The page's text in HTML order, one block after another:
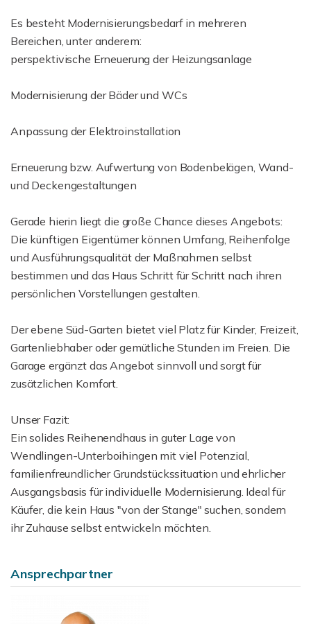
Es besteht Modernisierungsbedarf in mehreren
Bereichen, unter anderem:
perspektivische Erneuerung der Heizungsanlage
Modernisierung der Bäder und WCs
Anpassung der Elektroinstallation
Erneuerung bzw. Aufwertung von Bodenbelägen, Wand-
und Deckengestaltungen
Gerade hierin liegt die große Chance dieses Angebots:
Die künftigen Eigentümer können Umfang, Reihenfolge
und Ausführungsqualität der Maßnahmen selbst
bestimmen und das Haus Schritt für Schritt nach ihren
persönlichen Vorstellungen gestalten.
Der ebene Süd-Garten bietet viel Platz für Kinder, Freizeit,
Gartenliebhaber oder gemütliche Stunden im Freien. Die
Garage ergänzt das Angebot sinnvoll und sorgt für
zusätzlichen Komfort.
Unser Fazit:
Ein solides Reihenendhaus in guter Lage von
Wendlingen-Unterboihingen mit viel Potenzial,
familienfreundlicher Grundstückssituation und ehrlicher
Ausgangsbasis für individuelle Modernisierung. Ideal für
Käufer, die kein Haus "von der Stange" suchen, sondern
ihr Zuhause selbst entwickeln möchten.
Ansprechpartner